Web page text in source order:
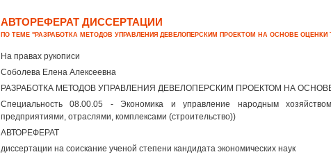
АВТОРЕФЕРАТ ДИССЕРТАЦИИ
ПО ТЕМЕ "РАЗРАБОТКА МЕТОДОВ УПРАВЛЕНИЯ ДЕВЕЛОПЕРСКИМ ПРОЕКТОМ НА ОСНОВЕ
На правах рукописи
Соболева Елена Алексеевна
РАЗРАБОТКА МЕТОДОВ УПРАВЛЕНИЯ ДЕВЕЛОПЕРСКИМ ПРОЕКТОМ НА
Специальность 08.00.05 - Экономика и управление народным
предприятиями, отраслями, комплексами (строительство))
АВТОРЕФЕРАТ
диссертации на соискание ученой степени кандидата экономических наук